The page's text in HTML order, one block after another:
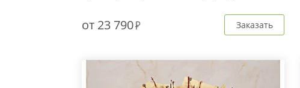
от 23 790 Заказать